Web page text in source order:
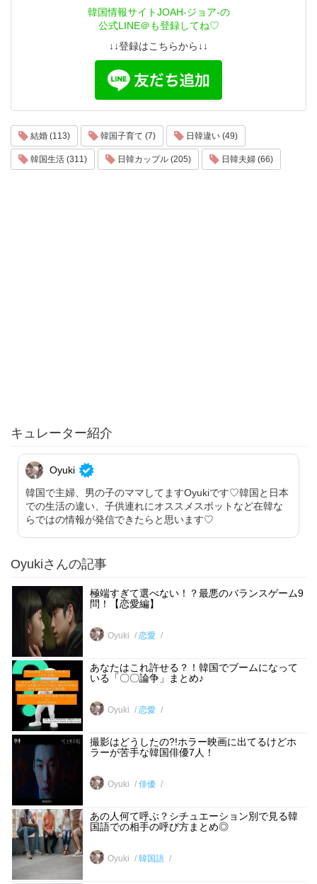
韓国情報サイトJOAH-ジョア-の
公式LINE＠も登録してね♡
↓↓登録はこちらから↓↓
結婚 (113) 韓国子育て (7) 日韓違い (49)
韓国生活 (311) 日韓カップル (205) 日韓夫婦 (66)
キュレーター紹介
Oyuki
韓国で主婦、男の子のママしてますOyukiです♡韓国と日本
での生活の違い、子供連れにオススメスポットなど在韓な
らではの情報が発信できたらと思います♡
Oyukiさんの記事
極端すぎて選べない！？最悪のバランスゲーム9
問！【恋愛編】
Oyuki 恋愛
あなたはこれ許せる？！韓国でブームになって
いる「〇〇論争」まとめ♪
Oyuki 恋愛
撮影はどうしたの?!ホラー映画に出てるけどホ
ラーが苦手な韓国俳優7人！
Oyuki 俳優
あの人何て呼ぶ？シチュエーション別で見る韓
国語での相手の呼び方まとめ◎
Oyuki 韓国語